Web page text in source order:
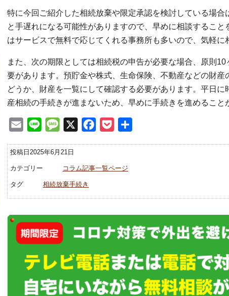
特に今回ご紹介した相続放棄や限定承認を検討している場合
と手遅れになる可能性がありますので、早めに相談すること
はサービスで無料で応じてくれる事務所も多いので、気軽に
また、次の期限としては相続税の申告が必要な場合、原則
要があります。預貯金や株式、生命保険、不動産などの財産
どうか、財産を一覧にして確認する必要があります。平日に
産相続の手続きが進まないため、早めに手続きを進めること
Email Line Message Facebook
Pocket
投稿日2025年6月21日
カテゴリー コラム記事一覧ページ
タグ 相続放棄手続き